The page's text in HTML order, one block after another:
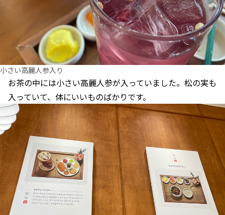
小さい高麗人参入り
お茶の中には小さい高麗人参が入っていました。松の実も
入っていて、体にいいものばかりです。